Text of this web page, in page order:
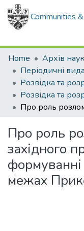
Communities
Home
Про роль
західного
формуванні
межах